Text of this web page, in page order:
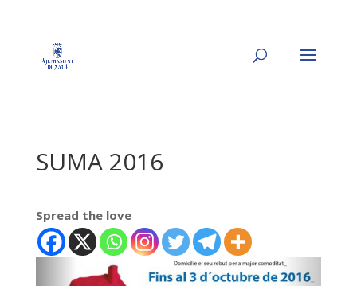
SUMA 2016
Spread the love